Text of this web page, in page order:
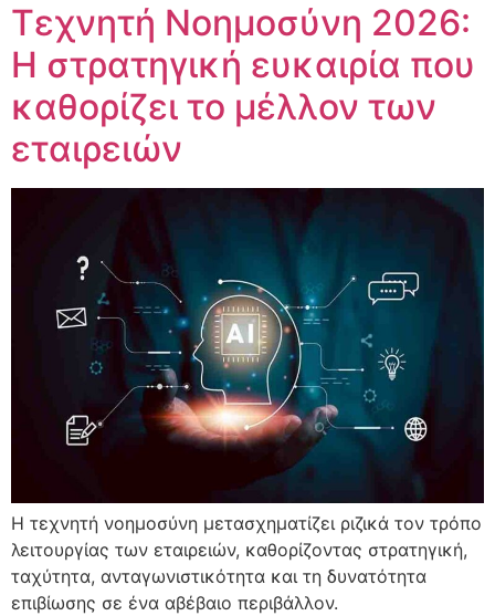
Τεχνητή Νοημοσύνη 2026:
Η στρατηγική ευκαιρία που
καθορίζει το μέλλον των
εταιρειών
Η τεχνητή νοημοσύνη μετασχηματίζει ριζικά τον τρόπο
λειτουργίας των εταιρειών, καθορίζοντας στρατηγική,
ταχύτητα, ανταγωνιστικότητα και τη δυνατότητα
επιβίωσης σε ένα αβέβαιο περιβάλλον.